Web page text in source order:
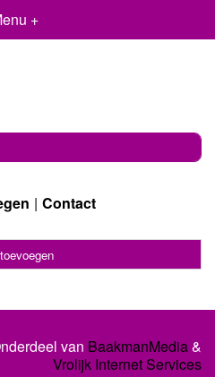
+
Contact
van BaakmanMedia&
Vrolijk Internet Services